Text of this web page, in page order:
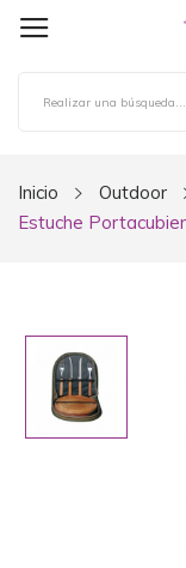
Inicio
Outdoor
Estuche